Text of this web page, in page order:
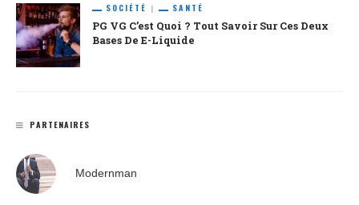
SOCIÉTÉ SANTÉ
PG VG C’est Quoi ? Tout Savoir Sur Ces Deux
Bases De E-Liquide
PARTENAIRES
Modernman